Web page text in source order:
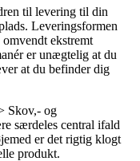
til levering til din
Leveringsformen
ekstremt
er unægtelig at du
at du befinder dig
Skov,- og
særdeles central ifald
er det rigtig klogt
produkt.